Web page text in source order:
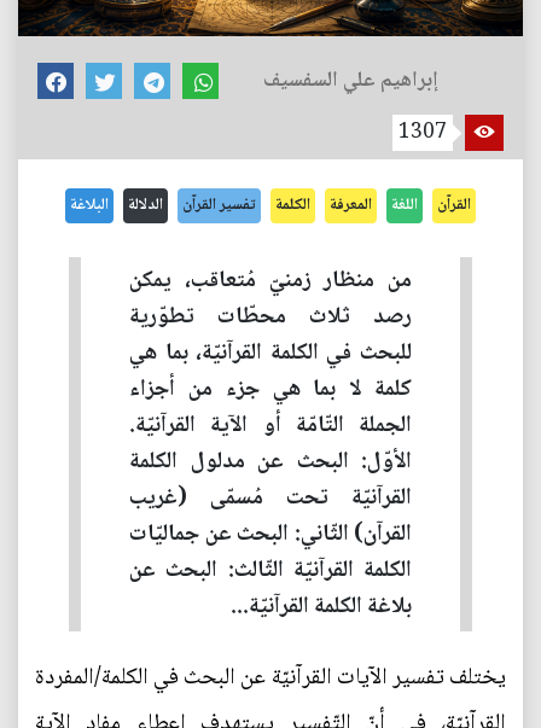
إبراهيم علي السفسيف
1307
القرآن اللغة المعرفة الكلمة تفسير القرآن الدلالة البلاغة
من منظار زمنيّ مُتعاقب، يمكن
رصد ثلاث محطّات تطوّرية
للبحث في الكلمة القرآنيّة، بما هي
كلمة لا بما هي جزء من أجزاء
الجملة التّامّة أو الآية القرآنيّة.
الأوّل: البحث عن مدلول الكلمة
القرآنيّة تحت مُسمّى (غريب
القرآن) الثّاني: البحث عن جماليّات
الكلمة القرآنيّة الثّالث: البحث عن
بلاغة الكلمة القرآنيّة...
يختلف تفسير الآيات القرآنيّة عن البحث في الكلمة/المفردة